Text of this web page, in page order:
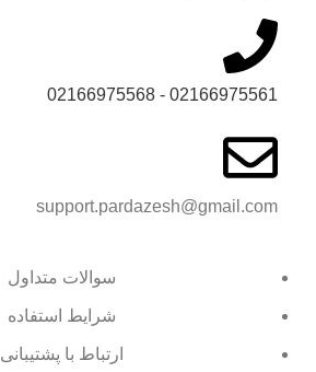
02166975561 - 02166975568
support.pardazesh@gmail.com
سوالات متداول
شرایط استفاده
ارتباط با پشتیبانی